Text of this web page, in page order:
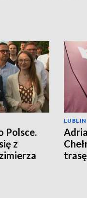
Polsce.
z
LUBLIN